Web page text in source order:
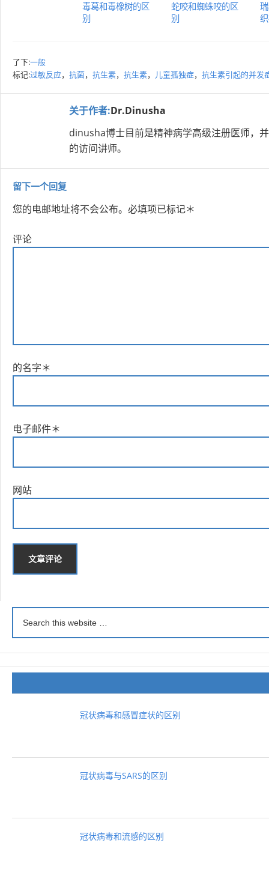
毒葛和毒橡树的区
别
蛇咬和蜘蛛咬的区
别
了下:一般
标记:过敏反应， 抗菌， 抗生素， 抗生素， 儿童孤独症， 抗生素引起的并发
关于作者:Dr.Dinusha
dinusha博士目前是精神病学高级注册医师，
的访问讲师。
留下一个回复
您的电邮地址将不会公布。 必填项已标记＊
评论
的名字＊
电子邮件＊
网站
冠状病毒和感冒症状的区别
冠状病毒与SARS的区别
冠状病毒和流感的区别